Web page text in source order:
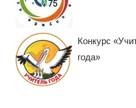
Конкурс
года»